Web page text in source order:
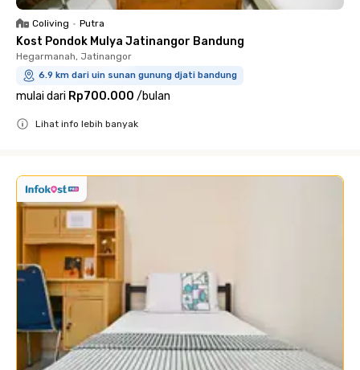
Coliving • Putra
Kost Pondok Mulya Jatinangor Bandung
Hegarmanah, Jatinangor
6.9 km dari uin sunan gunung djati bandung
mulai dari Rp700.000 /bulan
Lihat info lebih banyak